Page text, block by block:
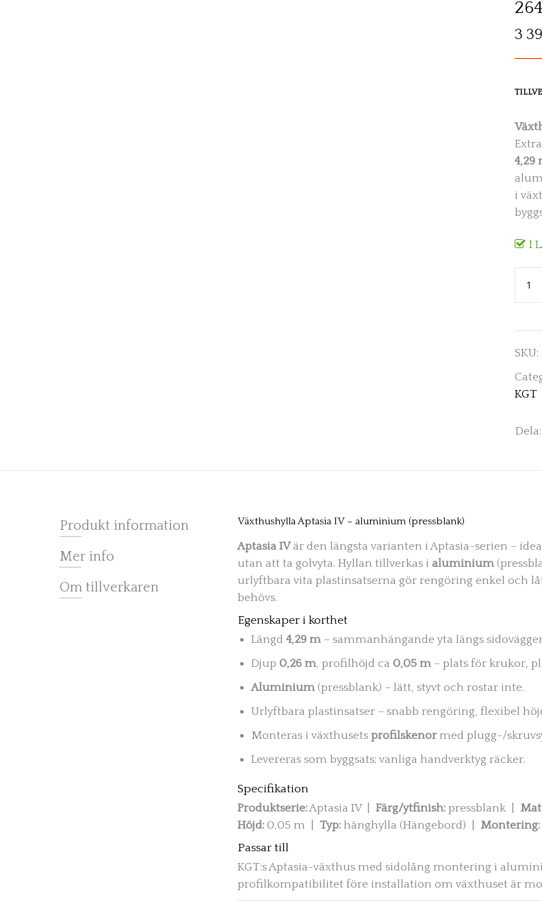
3
4,29
i
I
SKU:
KGT
Dela:
Produkt information
Mer info
Om tillverkaren
Växthushylla Aptasia IV – aluminium (pressblank)
Aptasia IVär den längsta varianten i Aptasia-serien –
utan att ta golvyta. Hyllan tillverkas i aluminium
urlyftbara vita plastinsatserna gör rengöring enkel och
behövs.
Egenskaper i korthet
Längd 4,29 m – sammanhängande yta längs
Djup 0,26 m, profilhöjd ca 0,05 m – plats för krukor,
Aluminium (pressblank) – lätt, styvt och rostar inte.
Urlyftbara plastinsatser – snabb rengöring, flexibel
Monteras i växthusets profilskenormed plugg-/
Levereras som byggsats; vanliga handverktyg räcker.
Specifikation
Produktserie:Aptasia IV | Färg/ytfinish: pressblank |
Höjd: 0,05 m | Typ: hänghylla (Hängebord) | Montering:
Passar till
KGT:s Aptasia-växthus med sidolång montering i
profilkompatibilitet före installation om växthuset är